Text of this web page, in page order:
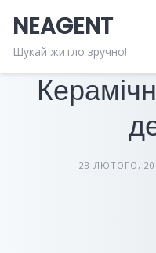
content
NEAGENT
Шукай житло зручно!
БУДІВЕЛЬНІ
28 ЛЮТОГО,